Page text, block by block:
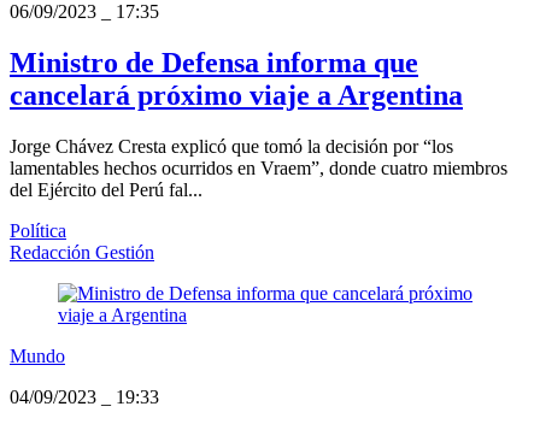
06/09/2023
17:35
Ministro de Defensa informa que
cancelará próximo viaje a Argentina
Jorge Chávez Cresta explicó que tomó la decisión por “los
lamentables hechos ocurridos en Vraem”, donde cuatro miembros
del Ejército del Perú fal...
Política
Redacción Gestión
Mundo
04/09/2023
19:33